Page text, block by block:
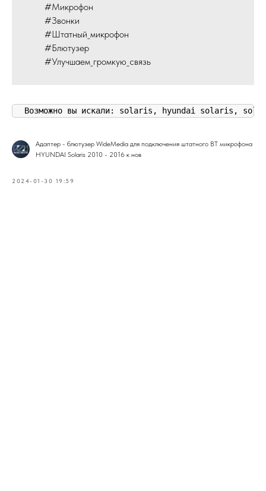
#Микрофон
#Звонки
#Штатный_микрофон
#Блютузер
#Улучшаем_громкую_связь
Возможно вы искали: solaris, hyundai solaris, solaris 1,
Адаптер - блютузер WideMedia для подключения штатного BT микрофона
HYUNDAI Solaris 2010 - 2016 к нов
2024-01-30 19:59